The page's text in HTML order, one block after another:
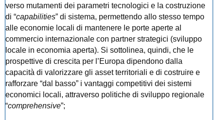
verso mutamenti dei parametri tecnologici e la costruzione
di “capabilities” di sistema, permettendo allo stesso tempo
alle economie locali di mantenere le porte aperte al
commercio internazionale con partner strategici (sviluppo
locale in economia aperta). Si sottolinea, quindi, che le
prospettive di crescita per l’Europa dipendono dalla
capacità di valorizzare gli asset territoriali e di costruire e
rafforzare “dal basso” i vantaggi competitivi dei sistemi
economici locali, attraverso politiche di sviluppo regionale
“comprehensive”;